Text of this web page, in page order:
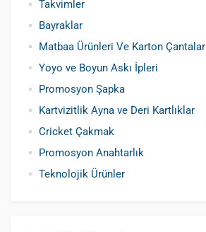
Takvimler
Bayraklar
Matbaa Ürünleri Ve Karton Çantalar
Yoyo ve Boyun Askı İpleri
Promosyon Şapka
Pamuklu Şapka
Polyester Şapka
Baskılı Şapka Toptan
Kartvizitlik Ayna ve Deri Kartlıklar
Cricket Çakmak
Promosyon Anahtarlık
Teknolojik Ürünler